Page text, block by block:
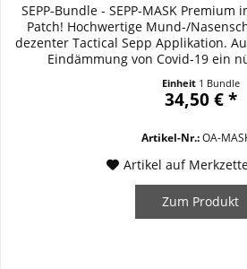
SEPP-Bundle - SEPP-MASK Premium
Patch! Hochwertige Mund-/
dezenter Tactical Sepp Applikation.
Eindämmung von Covid-19 ein
unkomplizierte Handhabung und
besteht aus einer
Einheit 1 Bundle
34,50 € *
Artikel-Nr.:OA-
Artikel auf
Zum Produkt